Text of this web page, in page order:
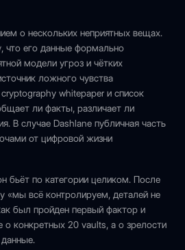
о нескольких неприятных вещах.
что его данные формально
модели угроз и чётких
ложного чувства
whitepaper и список
ли факты, различает ли
В случае Dashlane публичная часть
от цифровой жизни
бьёт по категории целиком. После
«мы всё контролируем, деталей не
был пройден первый фактор и
о конкретных 20 vaults, а о зрелости